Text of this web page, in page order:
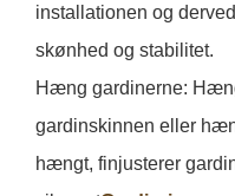
installationen og
skønhed og stabilitet.
Hæng gardinerne:
gardinskinnen eller
hængt, finjusterer